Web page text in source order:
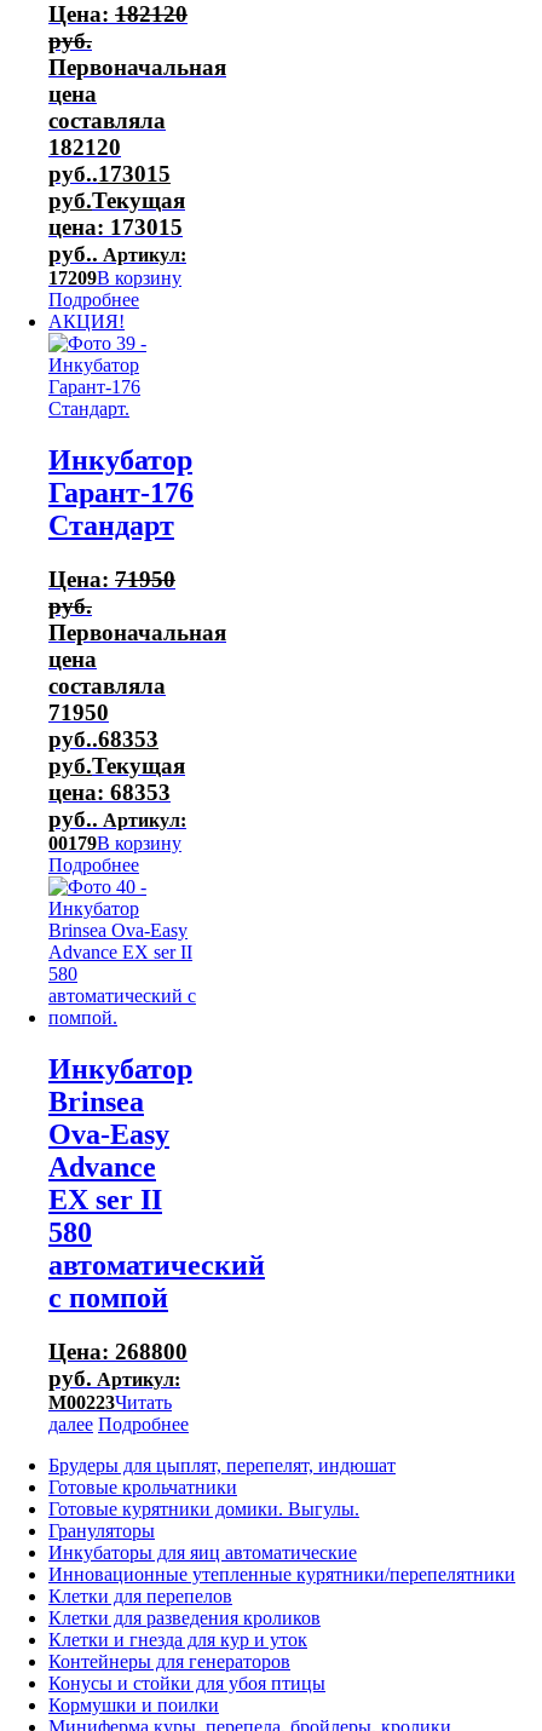
Цена: 182120
руб.
Первоначальная
цена
составляла
182120
руб..173015
руб.Текущая
цена: 173015
руб.. Артикул:
17209В корзину
Подробнее
АКЦИЯ!
Инкубатор
Гарант-176
Стандарт
Цена: 71950
руб.
Первоначальная
цена
составляла
71950
руб..68353
руб.Текущая
цена: 68353
руб.. Артикул:
00179В корзину
Подробнее
Инкубатор
Brinsea
Ova-Easy
Advance
EX ser II
580
автоматический
с помпой
Цена: 268800
руб. Артикул:
М00223Читать
далее Подробнее
Брудеры для цыплят, перепелят, индюшат
Готовые крольчатники
Готовые курятники домики. Выгулы.
Грануляторы
Инкубаторы для яиц автоматические
Инновационные утепленные курятники/перепелятники
Клетки для перепелов
Клетки для разведения кроликов
Клетки и гнезда для кур и уток
Контейнеры для генераторов
Конусы и стойки для убоя птицы
Кормушки и поилки
Миниферма куры, перепела, бройлеры, кролики